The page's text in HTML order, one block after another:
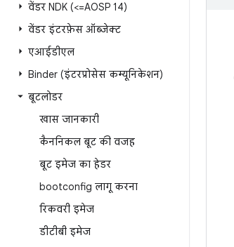
वेंडर NDK (<=AOSP 14)
वेंडर इंटरफ़ेस ऑब्जेक्ट
एआईडीएल
Binder (इंटरप्रोसेस कम्यूनिकेशन)
बूटलोडर
खास जानकारी
कैननिकल बूट की वजह
बूट इमेज का हेडर
bootconfig लागू करना
रिकवरी इमेज
डीटीबी इमेज